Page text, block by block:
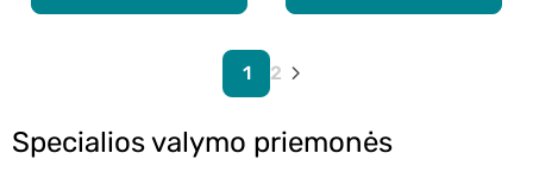
1 2
Specialios valymo priemonės